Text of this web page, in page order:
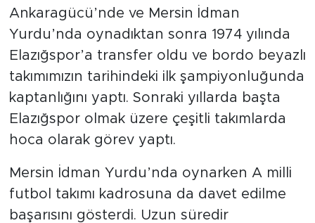
Ankaragücü’nde ve Mersin İdman
Yurdu’nda oynadıktan sonra 1974 yılında
Elazığspor’a transfer oldu ve bordo beyazlı
takımımızın tarihindeki ilk şampiyonluğunda
kaptanlığını yaptı. Sonraki yıllarda başta
Elazığspor olmak üzere çeşitli takımlarda
hoca olarak görev yaptı.
Mersin İdman Yurdu’nda oynarken A milli
futbol takımı kadrosuna da davet edilme
başarısını gösterdi. Uzun süredir